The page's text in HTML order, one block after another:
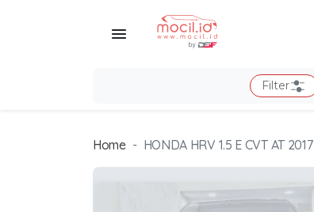
Filter
Home HONDA HRV 1.5 E CVT AT 2017